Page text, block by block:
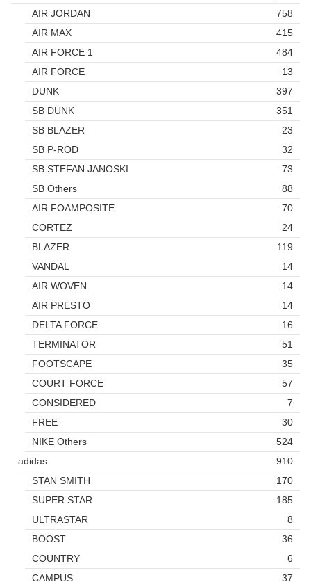
AIR JORDAN
758
AIR MAX
415
AIR FORCE 1
484
AIR FORCE
13
DUNK
397
SB DUNK
351
SB BLAZER
23
SB P-ROD
32
SB STEFAN JANOSKI
73
SB Others
88
AIR FOAMPOSITE
70
CORTEZ
24
BLAZER
119
VANDAL
14
AIR WOVEN
14
AIR PRESTO
14
DELTA FORCE
16
TERMINATOR
51
FOOTSCAPE
35
COURT FORCE
57
CONSIDERED
7
FREE
30
NIKE Others
524
adidas
910
STAN SMITH
170
SUPER STAR
185
ULTRASTAR
8
BOOST
36
COUNTRY
6
CAMPUS
37